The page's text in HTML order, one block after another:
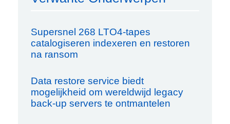
Supersnel 268 LTO4-tapes
catalogiseren indexeren en restoren
na ransom
Data restore service biedt
mogelijkheid om wereldwijd legacy
back-up servers te ontmantelen